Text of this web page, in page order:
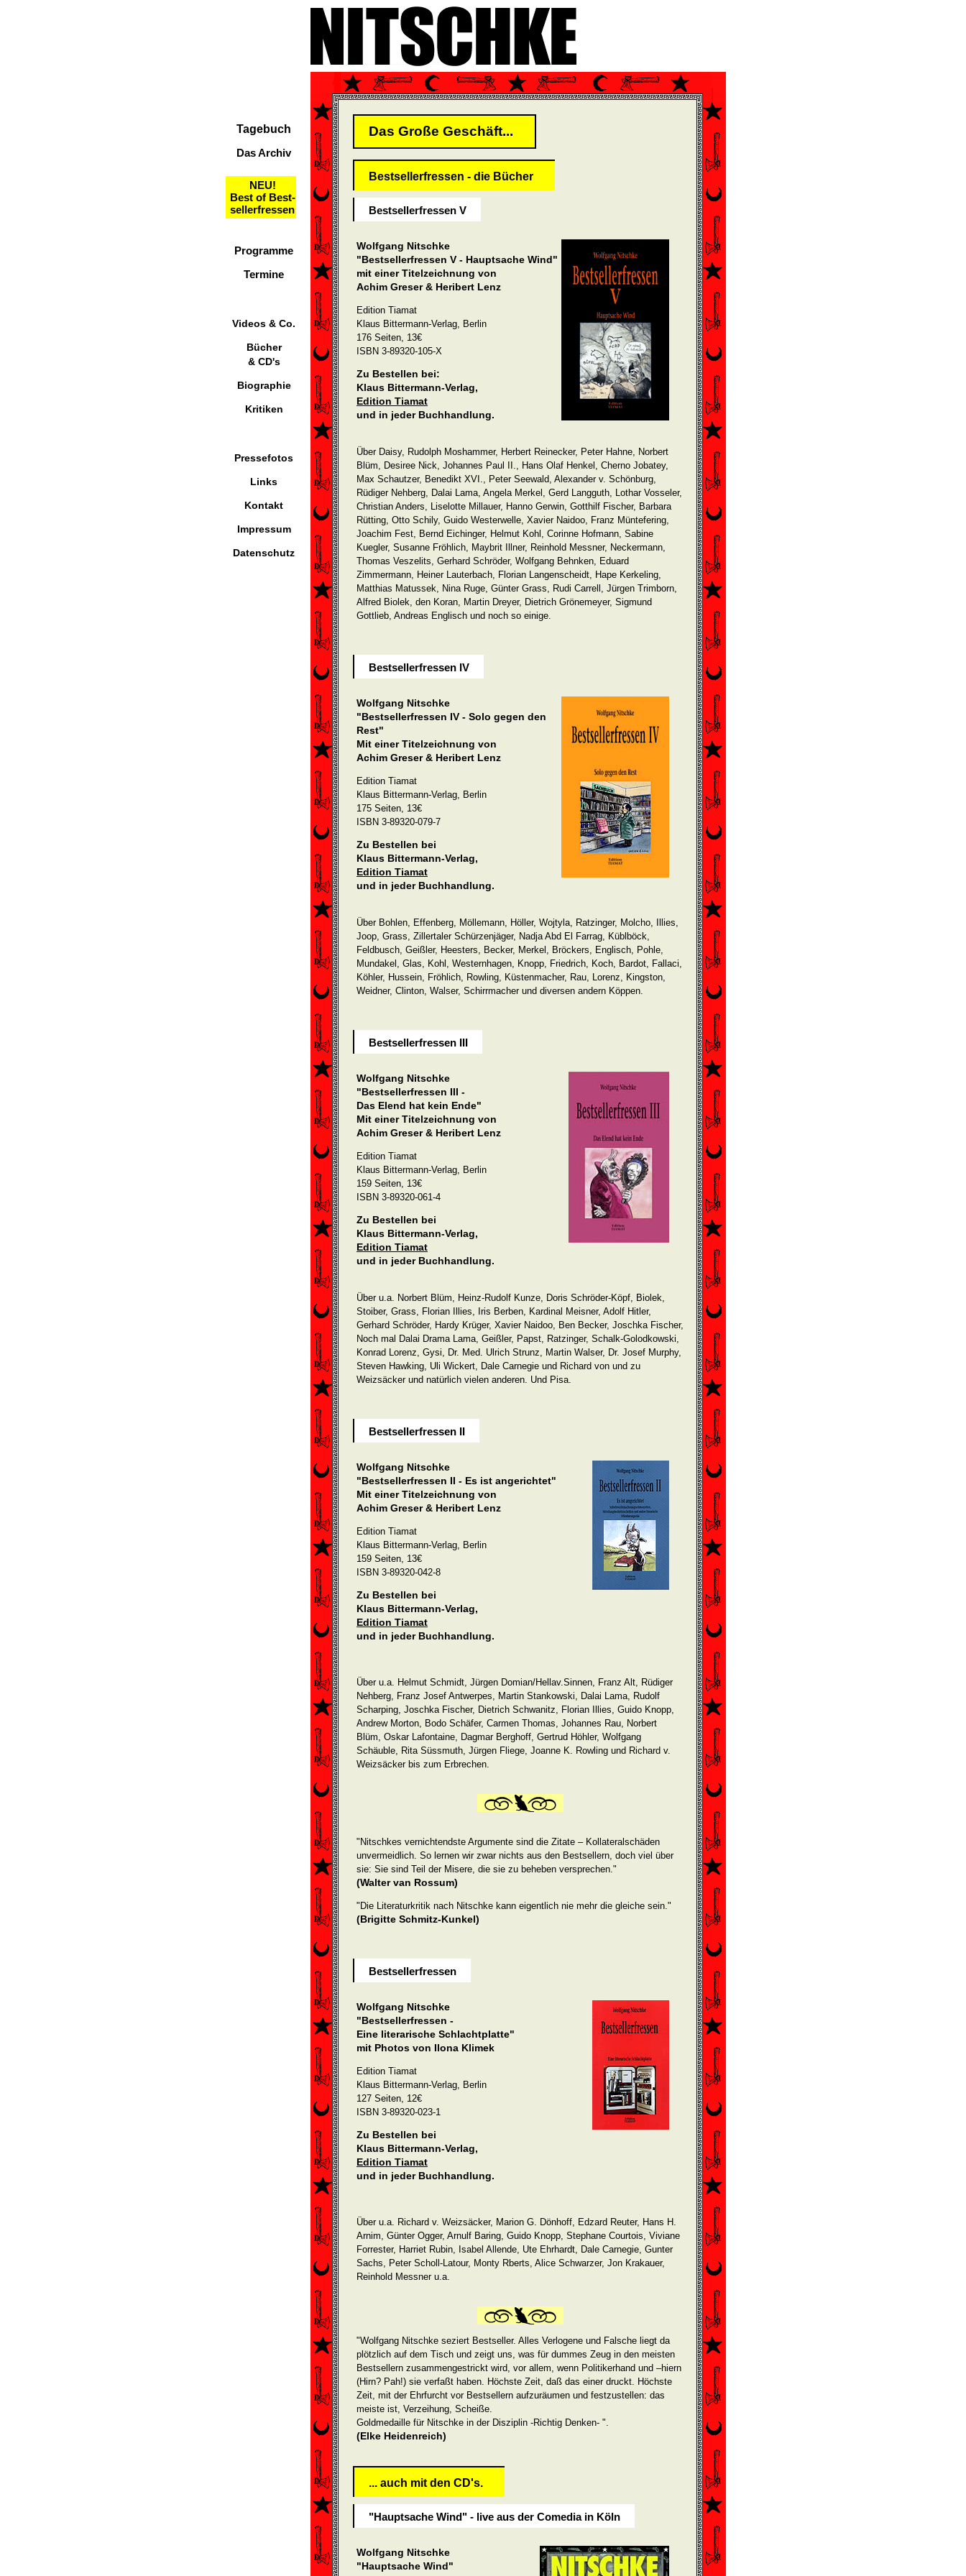
Tagebuch
Das Archiv
NEU!
Best of Best-
sellerfressen
Programme
Termine
Videos & Co.
Bücher
& CD's
Biographie
Kritiken
Pressefotos
Links
Kontakt
Impressum
Datenschutz
Das Große Geschäft...
Bestsellerfressen - die Bücher
Bestsellerfressen V
Wolfgang Nitschke
"Bestsellerfressen V - Hauptsache Wind"
mit einer Titelzeichnung von
Achim Greser & Heribert Lenz
Edition Tiamat
Klaus Bittermann-Verlag, Berlin
176 Seiten, 13€
ISBN 3-89320-105-X
Zu Bestellen bei:
Klaus Bittermann-Verlag,
Edition Tiamat
und in jeder Buchhandlung.
Über Daisy, Rudolph Moshammer, Herbert Reinecker, Peter Hahne, Norbert
Blüm, Desiree Nick, Johannes Paul II., Hans Olaf Henkel, Cherno Jobatey,
Max Schautzer, Benedikt XVI., Peter Seewald, Alexander v. Schönburg,
Rüdiger Nehberg, Dalai Lama, Angela Merkel, Gerd Langguth, Lothar Vosseler,
Christian Anders, Liselotte Millauer, Hanno Gerwin, Gotthilf Fischer, Barbara
Rütting, Otto Schily, Guido Westerwelle, Xavier Naidoo, Franz Müntefering,
Joachim Fest, Bernd Eichinger, Helmut Kohl, Corinne Hofmann, Sabine
Kuegler, Susanne Fröhlich, Maybrit Illner, Reinhold Messner, Neckermann,
Thomas Veszelits, Gerhard Schröder, Wolfgang Behnken, Eduard
Zimmermann, Heiner Lauterbach, Florian Langenscheidt, Hape Kerkeling,
Matthias Matussek, Nina Ruge, Günter Grass, Rudi Carrell, Jürgen Trimborn,
Alfred Biolek, den Koran, Martin Dreyer, Dietrich Grönemeyer, Sigmund
Gottlieb, Andreas Englisch und noch so einige.
Bestsellerfressen IV
Wolfgang Nitschke
"Bestsellerfressen IV - Solo gegen den
Rest"
Mit einer Titelzeichnung von
Achim Greser & Heribert Lenz
Edition Tiamat
Klaus Bittermann-Verlag, Berlin
175 Seiten, 13€
ISBN 3-89320-079-7
Zu Bestellen bei
Klaus Bittermann-Verlag,
Edition Tiamat
und in jeder Buchhandlung.
Über Bohlen, Effenberg, Möllemann, Höller, Wojtyla, Ratzinger, Molcho, Illies,
Joop, Grass, Zillertaler Schürzenjäger, Nadja Abd El Farrag, Küblböck,
Feldbusch, Geißler, Heesters, Becker, Merkel, Bröckers, Englisch, Pohle,
Mundakel, Glas, Kohl, Westernhagen, Knopp, Friedrich, Koch, Bardot, Fallaci,
Köhler, Hussein, Fröhlich, Rowling, Küstenmacher, Rau, Lorenz, Kingston,
Weidner, Clinton, Walser, Schirrmacher und diversen andern Köppen.
Bestsellerfressen III
Wolfgang Nitschke
"Bestsellerfressen III -
Das Elend hat kein Ende"
Mit einer Titelzeichnung von
Achim Greser & Heribert Lenz
Edition Tiamat
Klaus Bittermann-Verlag, Berlin
159 Seiten, 13€
ISBN 3-89320-061-4
Zu Bestellen bei
Klaus Bittermann-Verlag,
Edition Tiamat
und in jeder Buchhandlung.
Über u.a. Norbert Blüm, Heinz-Rudolf Kunze, Doris Schröder-Köpf, Biolek,
Stoiber, Grass, Florian Illies, Iris Berben, Kardinal Meisner, Adolf Hitler,
Gerhard Schröder, Hardy Krüger, Xavier Naidoo, Ben Becker, Joschka Fischer,
Noch mal Dalai Drama Lama, Geißler, Papst, Ratzinger, Schalk-Golodkowski,
Konrad Lorenz, Gysi, Dr. Med. Ulrich Strunz, Martin Walser, Dr. Josef Murphy,
Steven Hawking, Uli Wickert, Dale Carnegie und Richard von und zu
Weizsäcker und natürlich vielen anderen. Und Pisa.
Bestsellerfressen II
Wolfgang Nitschke
"Bestsellerfressen II - Es ist angerichtet"
Mit einer Titelzeichnung von
Achim Greser & Heribert Lenz
Edition Tiamat
Klaus Bittermann-Verlag, Berlin
159 Seiten, 13€
ISBN 3-89320-042-8
Zu Bestellen bei
Klaus Bittermann-Verlag,
Edition Tiamat
und in jeder Buchhandlung.
Über u.a. Helmut Schmidt, Jürgen Domian/Hellav.Sinnen, Franz Alt, Rüdiger
Nehberg, Franz Josef Antwerpes, Martin Stankowski, Dalai Lama, Rudolf
Scharping, Joschka Fischer, Dietrich Schwanitz, Florian Illies, Guido Knopp,
Andrew Morton, Bodo Schäfer, Carmen Thomas, Johannes Rau, Norbert
Blüm, Oskar Lafontaine, Dagmar Berghoff, Gertrud Höhler, Wolfgang
Schäuble, Rita Süssmuth, Jürgen Fliege, Joanne K. Rowling und Richard v.
Weizsäcker bis zum Erbrechen.
"Nitschkes vernichtendste Argumente sind die Zitate – Kollateralschäden
unvermeidlich. So lernen wir zwar nichts aus den Bestsellern, doch viel über
sie: Sie sind Teil der Misere, die sie zu beheben versprechen."
(Walter van Rossum)
"Die Literaturkritik nach Nitschke kann eigentlich nie mehr die gleiche sein."
(Brigitte Schmitz-Kunkel)
Bestsellerfressen
Wolfgang Nitschke
"Bestsellerfressen -
Eine literarische Schlachtplatte"
mit Photos von Ilona Klimek
Edition Tiamat
Klaus Bittermann-Verlag, Berlin
127 Seiten, 12€
ISBN 3-89320-023-1
Zu Bestellen bei
Klaus Bittermann-Verlag,
Edition Tiamat
und in jeder Buchhandlung.
Über u.a. Richard v. Weizsäcker, Marion G. Dönhoff, Edzard Reuter, Hans H.
Arnim, Günter Ogger, Arnulf Baring, Guido Knopp, Stephane Courtois, Viviane
Forrester, Harriet Rubin, Isabel Allende, Ute Ehrhardt, Dale Carnegie, Gunter
Sachs, Peter Scholl-Latour, Monty Rberts, Alice Schwarzer, Jon Krakauer,
Reinhold Messner u.a.
"Wolfgang Nitschke seziert Bestseller. Alles Verlogene und Falsche liegt da
plötzlich auf dem Tisch und zeigt uns, was für dummes Zeug in den meisten
Bestsellern zusammengestrickt wird, vor allem, wenn Politikerhand und –hiern
(Hirn? Pah!) sie verfaßt haben. Höchste Zeit, daß das einer druckt. Höchste
Zeit, mit der Ehrfurcht vor Bestsellern aufzuräumen und festzustellen: das
meiste ist, Verzeihung, Scheiße.
Goldmedaille für Nitschke in der Disziplin -Richtig Denken- ".
(Elke Heidenreich)
... auch mit den CD's.
"Hauptsache Wind" - live aus der Comedia in Köln
Wolfgang Nitschke
"Hauptsache Wind"